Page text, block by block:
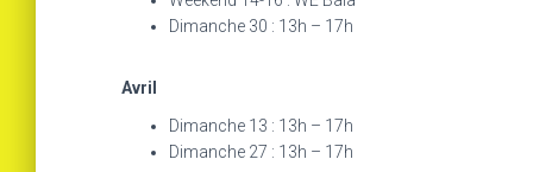
Dimanche 30 : 13h – 17h
Avril
Dimanche 13 : 13h – 17h
Dimanche 27 : 13h – 17h